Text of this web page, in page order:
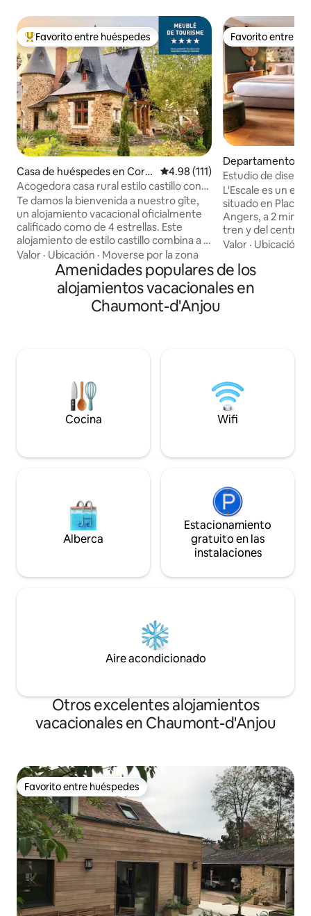
De los mejores en Favorito entre huéspedes
Favorito entre huéspedes
Casa de huéspedes en Corn
é
Calificación promedio: 4.98 de
4.98 (111)
Acogedora casa rural estilo castillo con
vistas al estanque
Te damos la bienvenida a nuestro gîte,
un alojamiento vacacional oficialmente
calificado como de 4 estrellas. Este
alojamiento de estilo castillo combina a la
perfección el carácter histórico con las
comodidades modernas para tu
equipada con todo lo esencial, cómodos
dormitorios y una chimenea. Vida al aire
región del Valle del Loira.
Valor · Ubicación · Moverse por la zona
Favorito entre
Favorito entre
Departamento
Estudio de diseño
centro de la
L'Escale es un
situado en Place
Angers, a 2
tren y del centro
Totalmente
queen, cocina
y ambiente acogedor.
estancias de
Valor · Ubicación
Amenidades populares de los
alojamientos vacacionales en
Chaumont-d'Anjou
Cocina Wifi
Alberca
Estacionamiento
gratuito en las
instalaciones
Aire acondicionado
Otros excelentes alojamientos
vacacionales en Chaumont-d'Anjou
Favorito entre huéspedes
Favorito entre huéspedes